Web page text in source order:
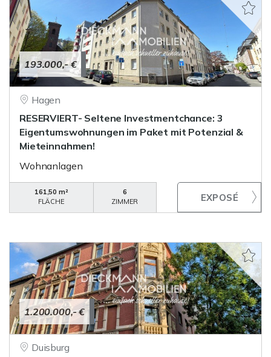
193.000,- €
Hagen
RESERVIERT- Seltene Investmentchance: 3
Eigentumswohnungen im Paket mit Potenzial &
Mieteinnahmen!
Wohnanlagen
161,50 m²
FLÄCHE
6
ZIMMER
1.200.000,- €
Duisburg